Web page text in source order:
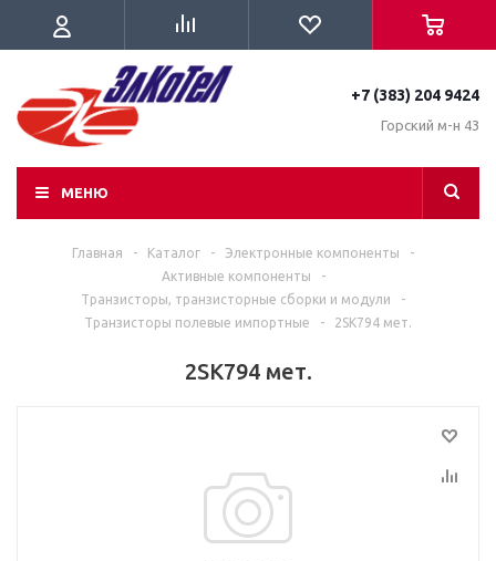
+7 (383) 204 9424
Горский м-н 43
МЕНЮ
Главная - Каталог - Электронные компоненты
-
Активные компоненты
-
Транзисторы, транзисторные сборки и модули
-
Транзисторы полевые импортные
- 2SK794 мет.
2SK794 мет.